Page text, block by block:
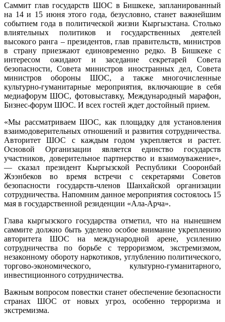
Саммит глав государств ШОС в Бишкеке, запланированный
на 14 и 15 июня этого года, безусловно, станет важнейшим
событием года в политической жизни Кыргызстана. Столько
влиятельных политиков и государственных деятелей
высокого ранга – президентов, глав правительств, министров
в страну приезжают единовременно редко. В Бишкеке с
интересом ожидают и заседание секретарей Совета
безопасности, Совета министров иностранных дел, Совета
министров обороны ШОС, а также многочисленные
культурно-гуманитарные мероприятия, включающие в себя
медиафорум ШОС, фотовыставку, Международный марафон,
Бизнес-форум ШОС. И всех гостей ждет достойный прием.
«Мы рассматриваем ШОС, как площадку для установления
взаимодоверительных отношений и развития сотрудничества.
Авторитет ШОС с каждым годом укрепляется и растет.
Основой Организации является единство государств
участников, доверительное партнерство и взаимоуважение»,
— сказал президент Кыргызской Республики Сооронбай
Жээнбеков во время встречи с секретарями Советов
безопасности государств-членов Шанхайской организации
сотрудничества. Напомним данное мероприятия состоялось 15
мая в государственной резиденции «Ала-Арча».
Глава кыргызского государства отметил, что на нынешнем
саммите должно быть уделено особое внимание укреплению
авторитета ШОС на международной арене, усилению
сотрудничества по борьбе с терроризмом, экстремизмом,
незаконному обороту наркотиков, углублению политического,
торгово-экономического, культурно-гуманитарного,
инвестиционного сотрудничества.
Важным вопросом повестки станет обеспечение безопасности
странах ШОС от новых угроз, особенно терроризма и
экстремизма.